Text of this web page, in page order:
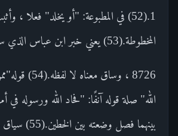
1.(52) في المطبوعة: "أو يخلد" فعلا ،
المخطوطة.(53) يعني خبر ابن عباس الذي سلف برقم:
8726 ، وساق
الله" صلة قوله آنفًا: "فحاد الله ورسوله في
بينهما فصل وضعته بين الخطين.(55) سياق هذه الفقر كلها: